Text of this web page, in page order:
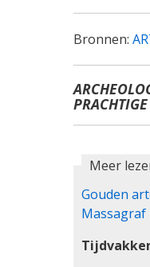
Bronnen:
Meer
Gouden
Massagraf